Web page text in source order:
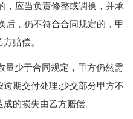
，应当负责修整或调换，并承
后，仍不符合合同规定的，甲
赔偿。
少于合同规定，甲方仍然需
期交付处理;少交部分甲方不
的损失由乙方赔偿。